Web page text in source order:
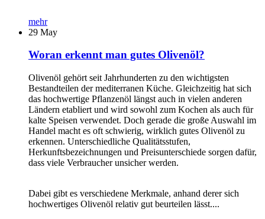
mehr
29 May
Woran erkennt man gutes Olivenöl?
Olivenöl gehört seit Jahrhunderten zu den wichtigsten
Bestandteilen der mediterranen Küche. Gleichzeitig hat sich
das hochwertige Pflanzenöl längst auch in vielen anderen
Ländern etabliert und wird sowohl zum Kochen als auch für
kalte Speisen verwendet. Doch gerade die große Auswahl im
Handel macht es oft schwierig, wirklich gutes Olivenöl zu
erkennen. Unterschiedliche Qualitätsstufen,
Herkunftsbezeichnungen und Preisunterschiede sorgen dafür,
dass viele Verbraucher unsicher werden.
Dabei gibt es verschiedene Merkmale, anhand derer sich
hochwertiges Olivenöl relativ gut beurteilen lässt....